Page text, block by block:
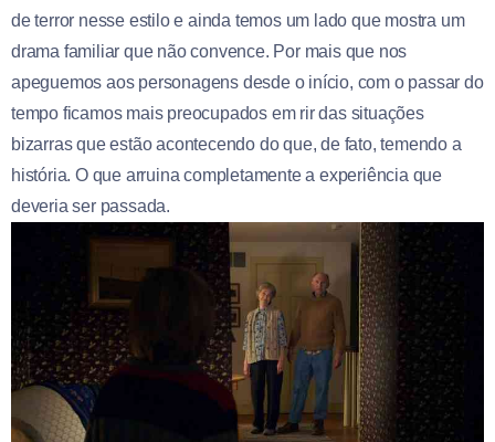
de terror nesse estilo e ainda temos um lado que mostra um
drama familiar que não convence. Por mais que nos
apeguemos aos personagens desde o início, com o passar do
tempo ficamos mais preocupados em rir das situações
bizarras que estão acontecendo do que, de fato, temendo a
história. O que arruina completamente a experiência que
deveria ser passada.